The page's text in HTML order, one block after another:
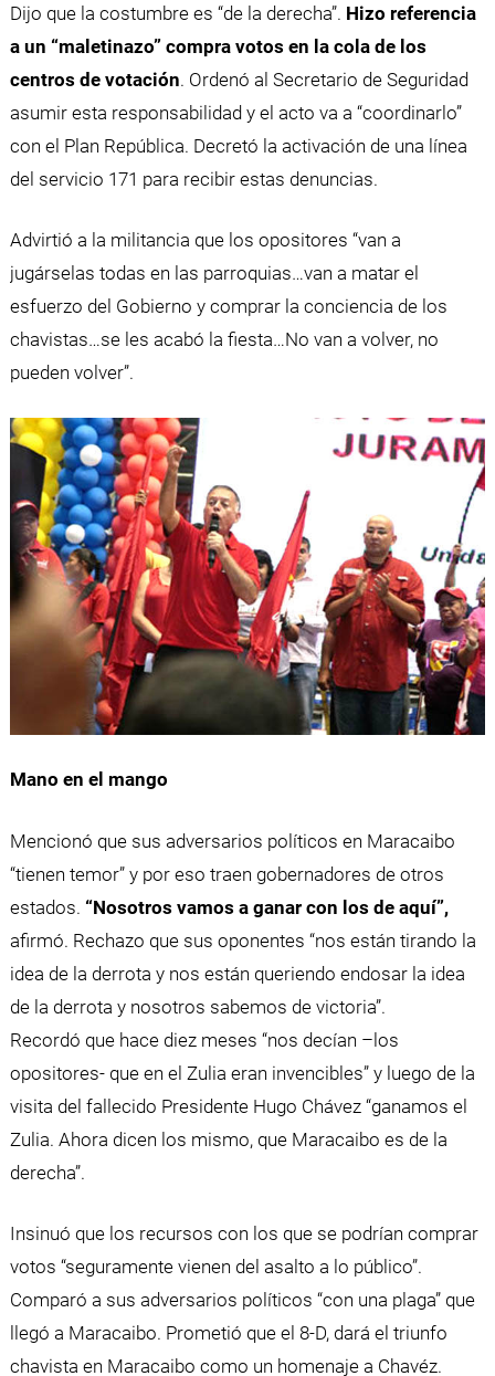
Dijo que la costumbre es “de la derecha”. Hizo referencia
a un “maletinazo” compra votos en la cola de los
centros de votación. Ordenó al Secretario de Seguridad
asumir esta responsabilidad y el acto va a “coordinarlo”
con el Plan República. Decretó la activación de una línea
del servicio 171 para recibir estas denuncias.
Advirtió a la militancia que los opositores “van a
jugárselas todas en las parroquias…van a matar el
esfuerzo del Gobierno y comprar la conciencia de los
chavistas…se les acabó la fiesta…No van a volver, no
pueden volver”.
Mano en el mango
Mencionó que sus adversarios políticos en Maracaibo
“tienen temor” y por eso traen gobernadores de otros
estados. “Nosotros vamos a ganar con los de aquí”,
afirmó. Rechazo que sus oponentes “nos están tirando la
idea de la derrota y nos están queriendo endosar la idea
de la derrota y nosotros sabemos de victoria”.
Recordó que hace diez meses “nos decían –los
opositores- que en el Zulia eran invencibles” y luego de la
visita del fallecido Presidente Hugo Chávez “ganamos el
Zulia. Ahora dicen los mismo, que Maracaibo es de la
derecha”.
Insinuó que los recursos con los que se podrían comprar
votos “seguramente vienen del asalto a lo público”.
Comparó a sus adversarios políticos “con una plaga” que
llegó a Maracaibo. Prometió que el 8-D, dará el triunfo
chavista en Maracaibo como un homenaje a Chavéz.